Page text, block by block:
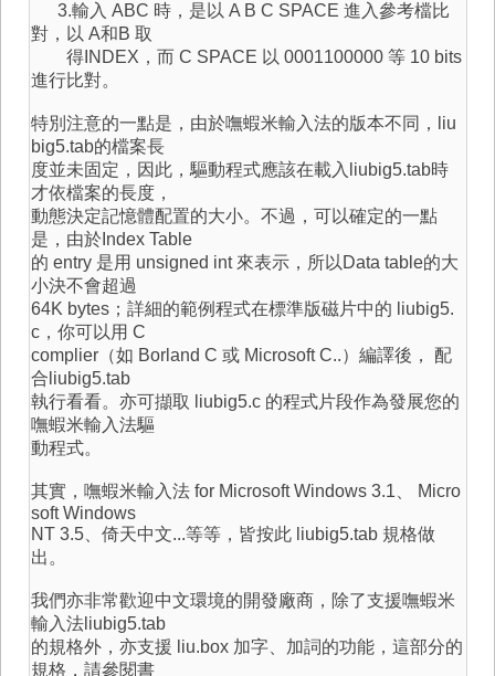
3.輸入 ABC 時，是以 A B C SPACE 進入參考檔比
對，以 A和B 取
得INDEX，而 C SPACE 以 0001100000 等 10 bits
進行比對。
特別注意的一點是，由於嘸蝦米輸入法的版本不同，liu
big5.tab的檔案長
度並未固定，因此，驅動程式應該在載入liubig5.tab時
才依檔案的長度，
動態決定記憶體配置的大小。不過，可以確定的一點
是，由於Index Table
的 entry 是用 unsigned int 來表示，所以Data table的大
小決不會超過
64K bytes；詳細的範例程式在標準版磁片中的 liubig5.
c，你可以用 C
complier（如 Borland C 或 Microsoft C..）編譯後， 配
合liubig5.tab
執行看看。亦可擷取 liubig5.c 的程式片段作為發展您的
嘸蝦米輸入法驅
動程式。
其實，嘸蝦米輸入法 for Microsoft Windows 3.1、 Micro
soft Windows
NT 3.5、倚天中文...等等，皆按此 liubig5.tab 規格做
出。
我們亦非常歡迎中文環境的開發廠商，除了支援嘸蝦米
輸入法liubig5.tab
的規格外，亦支援 liu.box 加字、加詞的功能，這部分的
規格，請參閱書